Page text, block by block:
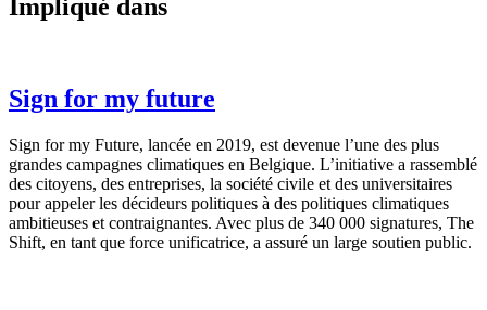
Impliqué dans
Sign for my future
Sign for my Future, lancée en 2019, est devenue l’une des plus
grandes campagnes climatiques en Belgique. L’initiative a rassemblé
des citoyens, des entreprises, la société civile et des universitaires
pour appeler les décideurs politiques à des politiques climatiques
ambitieuses et contraignantes. Avec plus de 340 000 signatures, The
Shift, en tant que force unificatrice, a assuré un large soutien public.